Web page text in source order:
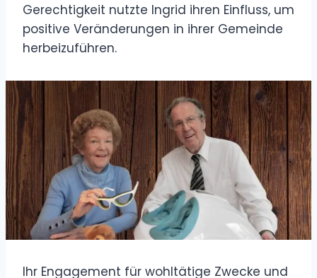
Gerechtigkeit nutzte Ingrid ihren Einfluss, um
positive Veränderungen in ihrer Gemeinde
herbeizuführen.
Ihr Engagement für wohltätige Zwecke und